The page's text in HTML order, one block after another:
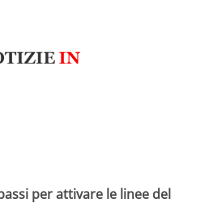
per attivare le linee del